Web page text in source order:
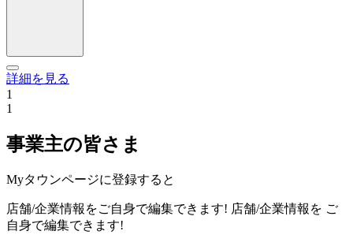
詳細を見る
1
1
事業主の皆さま
Myタウンページに登録すると
店舗/企業情報をご自身で編集できます! 店舗/企業情報を ご
自身で編集できます!